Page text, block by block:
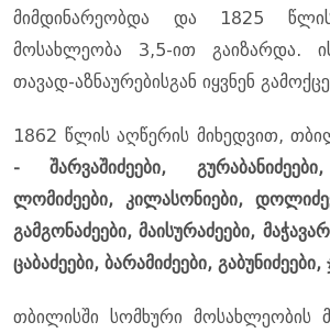
მიმდინარეობდა და 1825
მოსახლეობა 3,5-ით გაიზარდა.
თავად-აზნაურებისგან იყვნენ
1862 წლის აღწერის მიხედვით,
- შარვაშიძეები, გურაბანიძეები,
ლომიძეები, კილასონიები,
გამგონაძეები, მაისურაძეები,
ცაბაძეები, ბარამიძეები,
თბილისში სომხური მოსახლეობის